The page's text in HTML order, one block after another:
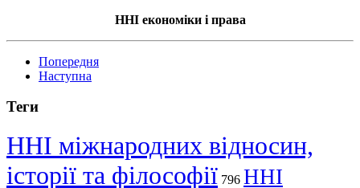
ННІ економіки і права
Попередня
Наступна
Теги
ННІ міжнародних відносин,
історії та філософії 796 ННІ